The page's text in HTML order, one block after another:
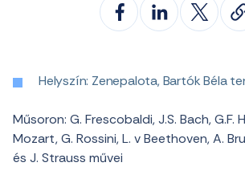
Helyszín: Zenepalota, Bartók Béla
Műsoron: G. Frescobaldi, J.S. Bach, G.F.
Mozart, G. Rossini, L. v Beethoven, A.
és J. Strauss művei